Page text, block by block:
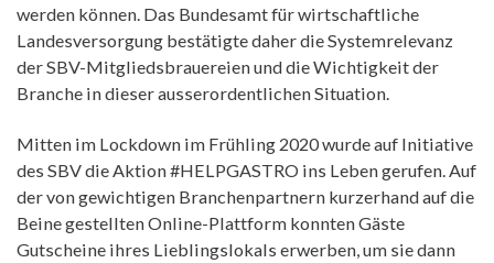
werden können. Das Bundesamt für wirtschaftliche
Landesversorgung bestätigte daher die Systemrelevanz
der SBV-Mitgliedsbrauereien und die Wichtigkeit der
Branche in dieser ausserordentlichen Situation.
Mitten im Lockdown im Frühling 2020 wurde auf Initiative
des SBV die Aktion #HELPGASTRO ins Leben gerufen. Auf
der von gewichtigen Branchenpartnern kurzerhand auf die
Beine gestellten Online-Plattform konnten Gäste
Gutscheine ihres Lieblingslokals erwerben, um sie dann